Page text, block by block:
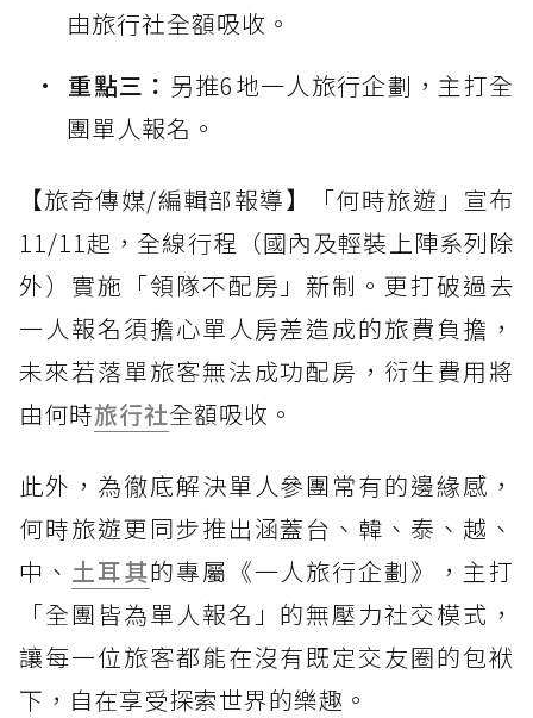
由旅行社全額吸收。
重點三： 另推6地一人旅行企劃，主打全
團單人報名。
【旅奇傳媒/編輯部報導】「何時旅遊」宣布
11/11起，全線行程（國內及輕裝上陣系列除
外）實施「領隊不配房」新制。更打破過去
一人報名須擔心單人房差造成的旅費負擔，
未來若落單旅客無法成功配房，衍生費用將
由何時旅行社全額吸收。
此外，為徹底解決單人參團常有的邊緣感，
何時旅遊更同步推出涵蓋台、韓、泰、越、
中、 土耳其的專屬《一人旅行企劃》，主打
「全團皆為單人報名」的無壓力社交模式，
讓每一位旅客都能在沒有既定交友圈的包袱
下，自在享受探索世界的樂趣。